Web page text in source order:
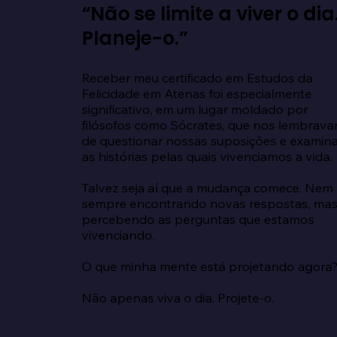
“Não se limite a viver o
Planeje-o.”
Receber meu certificado em Estudos da
Felicidade em Atenas foi especialmente
significativo, em um lugar moldado por
filósofos como Sócrates, que nos
de questionar nossas suposições e
as histórias pelas quais vivenciamos a vida.
Talvez seja aí que a mudança comece. Nem
sempre encontrando novas respostas, mas
percebendo as perguntas que estamos
vivenciando.
O que minha mente está projetando agora?
Não apenas viva o dia. Projete-o.